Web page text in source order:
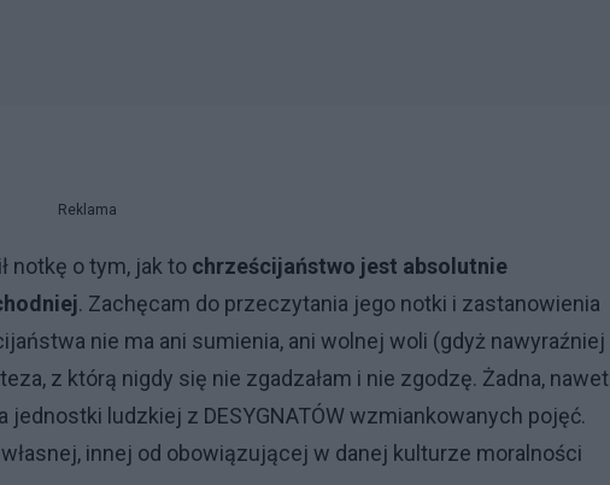
Reklama
notkę o tym, jak to chrześcijaństwo jest absolutnie
. Zachęcam do przeczytania jego notki i zastanowienia
nie ma ani sumienia, ani wolnej woli (gdyż nawyraźniej
z którą nigdy się nie zgadzałam i nie zgodzę. Żadna, nawet
ludzkiej z DESYGNATÓW wzmiankowanych pojęć.
innej od obowiązującej w danej kulturze moralności